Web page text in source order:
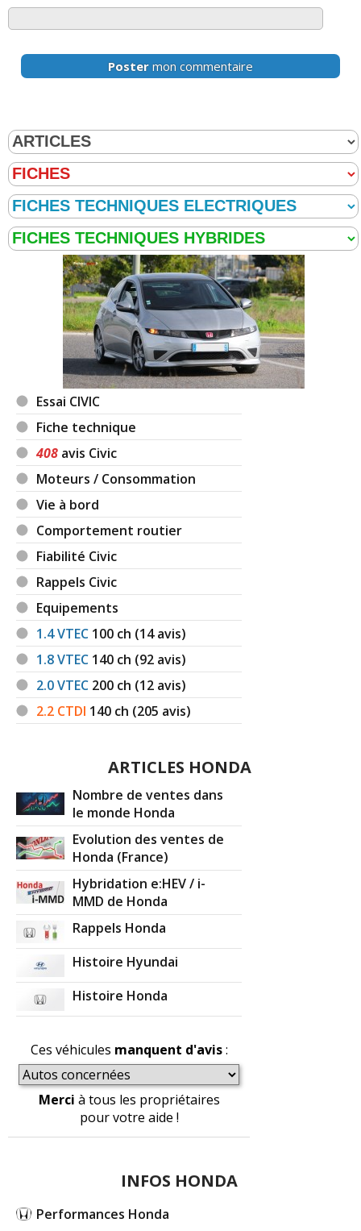
Poster mon commentaire
Essai CIVIC
Fiche technique
408 avis Civic
Moteurs / Consommation
Vie à bord
Comportement routier
Fiabilité Civic
Rappels Civic
Equipements
1.4 VTEC 100 ch (14 avis)
1.8 VTEC 140 ch (92 avis)
2.0 VTEC 200 ch (12 avis)
2.2 CTDI 140 ch (205 avis)
ARTICLES HONDA
Nombre de ventes dans
le monde Honda
Evolution des ventes de
Honda (France)
Hybridation e:HEV / i-
MMD de Honda
Rappels Honda
Histoire Hyundai
Histoire Honda
Ces véhicules manquent d'avis:
Merci à tous les propriétaires
pour votre aide !
INFOS HONDA
Performances Honda